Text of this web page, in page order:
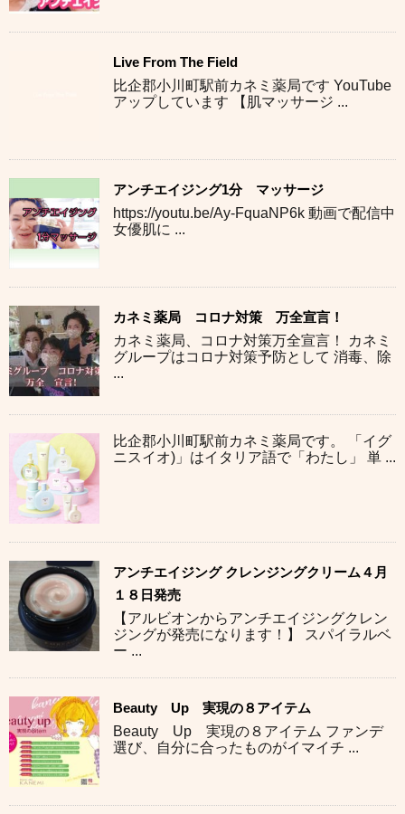
Live From The Field
比企郡小川町駅前カネミ薬局です YouTube
アップしています 【肌マッサージ ...
アンチエイジング1分 マッサージ
https://youtu.be/Ay-FquaNP6k 動画で配信中
女優肌に ...
カネミ薬局 コロナ対策 万全宣言！
カネミ薬局、コロナ対策万全宣言！ カネミ
グループはコロナ対策予防として 消毒、除
...
比企郡小川町駅前カネミ薬局です。 「イグ
ニスイオ)」はイタリア語で「わたし」 単 ...
アンチエイジング クレンジングクリーム４月
１８日発売
【アルビオンからアンチエイジングクレン
ジングが発売になります！】 スパイラルベ
ー ...
Beauty Up 実現の８アイテム
Beauty Up 実現の８アイテム ファンデ
選び、自分に合ったものがイマイチ ...